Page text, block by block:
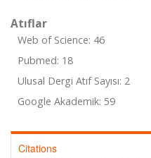
Atıflar
Web of Science: 46
Pubmed: 18
Ulusal Dergi Atıf Sayısı: 2
Google Akademik: 59
Citations